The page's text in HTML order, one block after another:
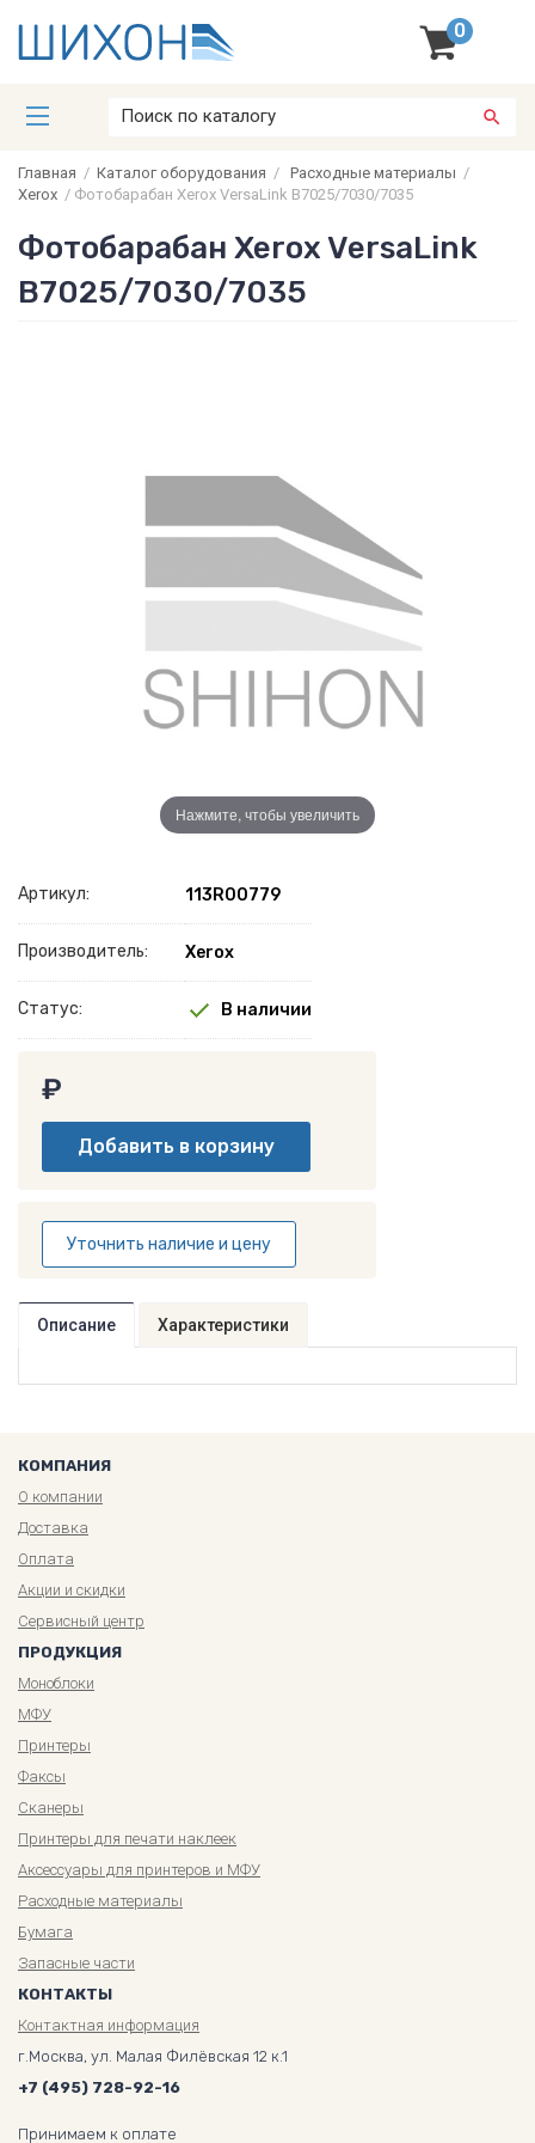
0
Главная / Каталог оборудования / Расходные материалы /
Xerox / Фотобарабан Xerox VersaLink B7025/7030/7035
Фотобарабан Xerox VersaLink
B7025/7030/7035
Нажмите, чтобы увеличить
Артикул: 113R00779
Производитель: Xerox
Статус: В наличии
₽
Уточнить наличие и цену
Описание Характеристики
КОМПАНИЯ
О компании
Доставка
Оплата
Акции и скидки
Сервисный центр
ПРОДУКЦИЯ
Моноблоки
МФУ
Принтеры
Факсы
Сканеры
Принтеры для печати наклеек
Аксессуары для принтеров и МФУ
Расходные материалы
Бумага
Запасные части
КОНТАКТЫ
Контактная информация
г.Москва, ул. Малая Филёвская 12 к.1
+7 (495) 728-92-16
Принимаем к оплате